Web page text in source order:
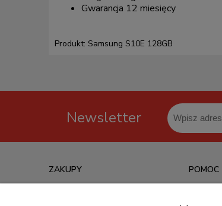
Gwarancja 12 miesięcy
Produkt: Samsung S10E 128GB
Newsletter
ZAKUPY POMOC